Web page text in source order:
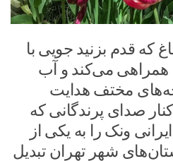
که قدم بزنید جویی با
همراهی می‌کند و آب
مختف هدایت
صدای پرندگانی که
ونک را به یکی از
شهر تهران تبدیل